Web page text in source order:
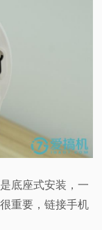
底座式安装，一
重要，链接手机